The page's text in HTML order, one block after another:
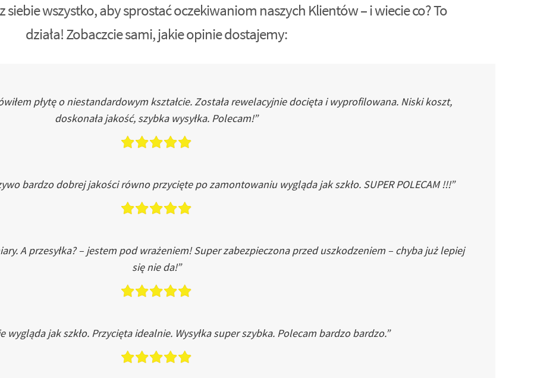
siebie wszystko, aby sprostać oczekiwaniom naszych Klientów – i wiecie co? To
działa! Zobaczcie sami, jakie opinie dostajemy:
płytę o niestandardowym kształcie. Została rewelacyjnie docięta i wyprofilowana. Niski koszt,
doskonała jakość, szybka wysyłka. Polecam!”
bardzo dobrej jakości równo przycięte po zamontowaniu wygląda jak szkło. SUPER POLECAM !!!”
A przesyłka? – jestem pod wrażeniem! Super zabezpieczona przed uszkodzeniem – chyba już lepiej
się nie da!”
wygląda jak szkło. Przycięta idealnie. Wysyłka super szybka. Polecam bardzo bardzo.”